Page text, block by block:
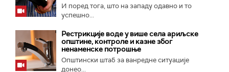
И поред тога, што на западу одавно и то
успешно...
Рестрикције воде у више села ариљске
општине, контроле и казне због
ненаменске потрошње
Општински штаб за ванредне ситуације
донео...